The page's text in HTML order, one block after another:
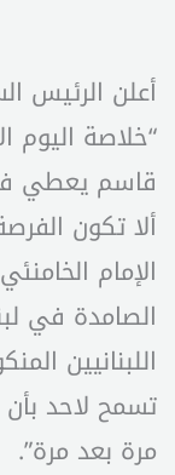
أعلن الرئيس
“خلاصة اليوم
قاسم يعطي
ألا تكون
الإمام
الصامدة في
اللبنانيين
تسمح لاحد
مرة بعد مرة”.